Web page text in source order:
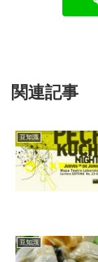
関連記事
豆知識
豆知識